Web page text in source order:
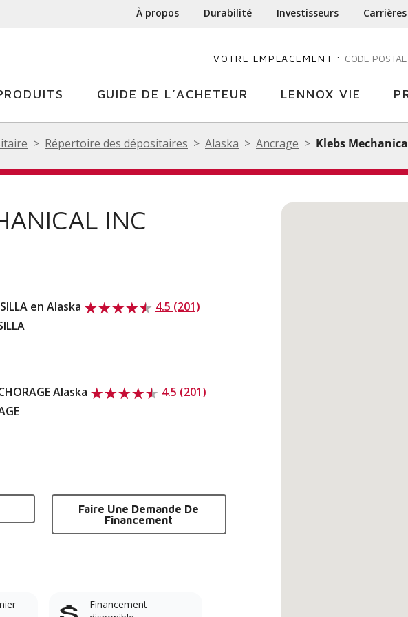
À propos Durabilité Investisseurs Carrières
VOTRE EMPLACEMENT : ENTREZ
GUIDE DE L’ACHETEUR LENNOX VIE
Répertoire des dépositaires Alaska Ancrage Klebs
INC
en Alaska
4.5 (201)
Alaska
4.5 (201)
Faire Une Demande De
Financement
Financement